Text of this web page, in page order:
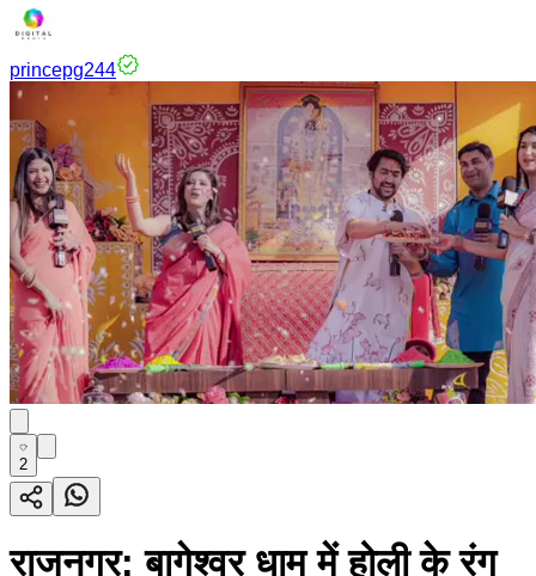
princepg244
2
राजनगर: बागेश्वर धाम में होली के रंग